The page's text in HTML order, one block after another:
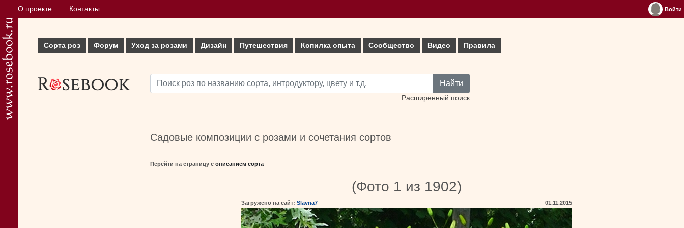
О проекте Контакты Войти
Сорта роз Форум Уход за розами Дизайн Путешествия Копилка опыта Сообщество Видео Правила
Найти
Расширенный поиск
Садовые композиции с розами и сочетания сортов
Перейти на страницу с описанием сорта
(Фото 1 из 1902)
Загружено на сайт: Slavna7 01.11.2015